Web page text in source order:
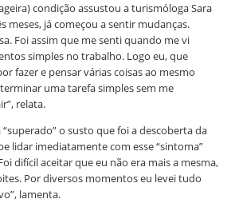
condição assustou a turismóloga Sara
meses, já começou a sentir mudanças.
Foi assim que me senti quando me vi
simples no trabalho. Logo eu, que
fazer e pensar várias coisas ao mesmo
uma tarefa simples sem me
relata.
o susto que foi a descoberta da
lidar imediatamente com esse “sintoma”
difícil aceitar que eu não era mais a mesma,
Por diversos momentos eu levei tudo
lamenta.